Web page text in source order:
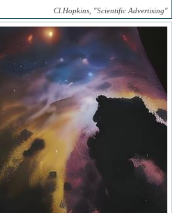
Cl.Hopkins, "Scientific Advertising"